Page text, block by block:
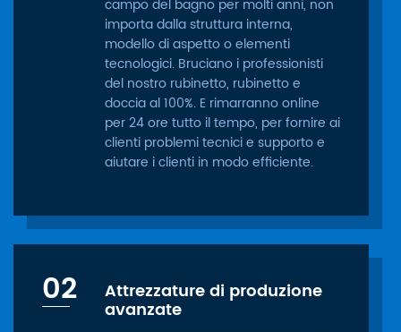
campo del bagno per molti anni, non
importa dalla struttura interna,
modello di aspetto o elementi
tecnologici. Bruciano i professionisti
del nostro rubinetto, rubinetto e
doccia al 100%. E rimarranno online
per 24 ore tutto il tempo, per fornire ai
clienti problemi tecnici e supporto e
aiutare i clienti in modo efficiente.
02 Attrezzature di produzione
avanzate